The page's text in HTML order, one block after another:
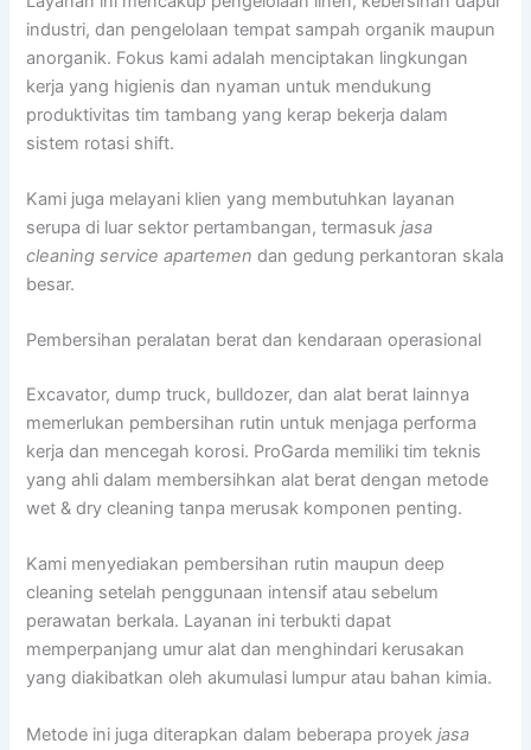
industri, dan pengelolaan tempat sampah organik maupun
anorganik. Fokus kami adalah menciptakan lingkungan
kerja yang higienis dan nyaman untuk mendukung
produktivitas tim tambang yang kerap bekerja dalam
sistem rotasi shift.
Kami juga melayani klien yang membutuhkan layanan
serupa di luar sektor pertambangan, termasukjasa
cleaning service apartemen dan gedung perkantoran skala
besar.
Pembersihan peralatan berat dan kendaraan operasional
Excavator, dump truck, bulldozer, dan alat berat lainnya
memerlukan pembersihan rutin untuk menjaga performa
kerja dan mencegah korosi. ProGarda memiliki tim teknis
yang ahli dalam membersihkan alat berat dengan metode
wet & dry cleaning tanpa merusak komponen penting.
Kami menyediakan pembersihan rutin maupun deep
cleaning setelah penggunaan intensif atau sebelum
perawatan berkala. Layanan ini terbukti dapat
memperpanjang umur alat dan menghindari kerusakan
yang diakibatkan oleh akumulasi lumpur atau bahan kimia.
Metode ini juga diterapkan dalam beberapa proyekjasa